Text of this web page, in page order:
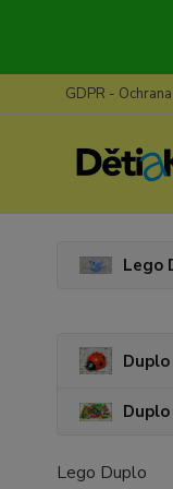
GDPR -
Lego
Lego Duplo